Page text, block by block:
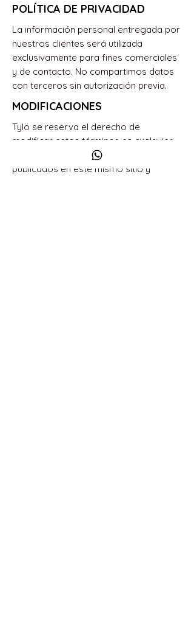
POLÍTICA DE PRIVACIDAD
La información personal entregada por
nuestros clientes será utilizada
exclusivamente para fines comerciales
y de contacto. No compartimos datos
con terceros sin autorización previa.
MODIFICACIONES
Tylö se reserva el derecho de
modificar estos términos en cualquier
momento. Los cambios serán
publicados en este mismo sitio y